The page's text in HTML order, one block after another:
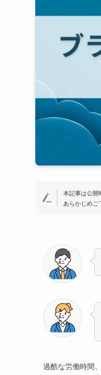
本記事は公開
あらかじめご
過酷な労働時間